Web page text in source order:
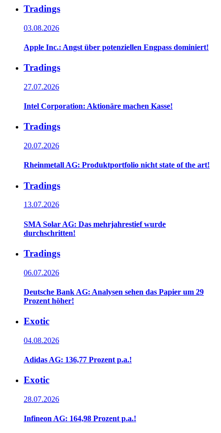
Tradings
03.08.2026
Apple Inc.: Angst über potenziellen Engpass dominiert!
Tradings
27.07.2026
Intel Corporation: Aktionäre machen Kasse!
Tradings
20.07.2026
Rheinmetall AG: Produktportfolio nicht state of the art!
Tradings
13.07.2026
SMA Solar AG: Das mehrjahrestief wurde
durchschritten!
Tradings
06.07.2026
Deutsche Bank AG: Analysen sehen das Papier um 29
Prozent höher!
Exotic
04.08.2026
Adidas AG: 136,77 Prozent p.a.!
Exotic
28.07.2026
Infineon AG: 164,98 Prozent p.a.!